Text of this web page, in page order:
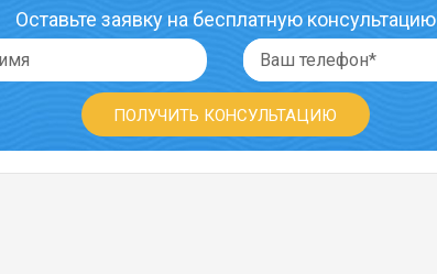
Оставьте заявку на бесплатную консультацию
ПОЛУЧИТЬ КОНСУЛЬТАЦИЮ